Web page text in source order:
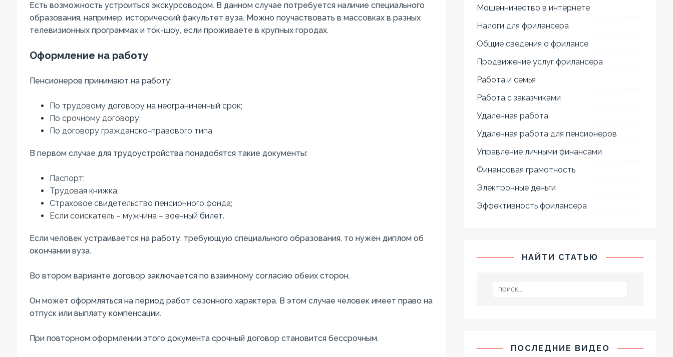
Есть возможность устроиться экскурсоводом. В данном случае потребуется наличие специального
образования, например, исторический факультет вуза. Можно поучаствовать в массовках в разных
телевизионных программах и ток-шоу, если проживаете в крупных городах.
Оформление на работу
Пенсионеров принимают на работу:
По трудовому договору на неограниченный срок;
По срочному договору;
По договору гражданско-правового типа.
В первом случае для трудоустройства понадобятся такие документы:
Паспорт;
Трудовая книжка;
Страховое свидетельство пенсионного фонда;
Если соискатель – мужчина – военный билет.
Если человек устраивается на работу, требующую специального образования, то нужен диплом об
окончании вуза.
Во втором варианте договор заключается по взаимному согласию обеих сторон.
Он может оформляться на период работ сезонного характера. В этом случае человек имеет право на
отпуск или выплату компенсации.
При повторном оформлении этого документа срочный договор становится бессрочным.
Мошенничество в интернете
Налоги для фрилансера
Общие сведения о фрилансе
Продвижение услуг фрилансера
Работа и семья
Работа с заказчиками
Удаленная работа
Удаленная работа для пенсионеров
Управление личными финансами
Финансовая грамотность
Электронные деньги
Эффективность фрилансера
НАЙТИ СТАТЬЮ
ПОСЛЕДНИЕ ВИДЕО